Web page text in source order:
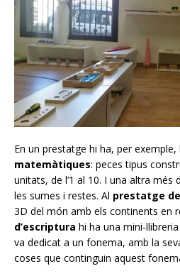
En un prestatge hi ha, per exemple,
matemàtiques: peces tipus
unitats, de l’1 al 10. I una altra més
les sumes i restes. Al prestatge
3D del món amb els continents en
d’escriptura hi ha una mini-
va dedicat a un fonema, amb la
coses que continguin aquest